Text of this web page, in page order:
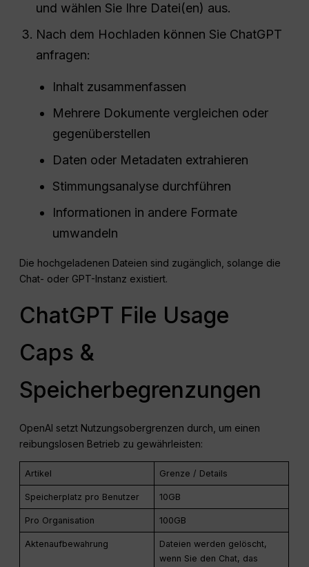
und wählen Sie Ihre Datei(en) aus.
Nach dem Hochladen können Sie ChatGPT
anfragen:
Inhalt zusammenfassen
Mehrere Dokumente vergleichen oder
gegenüberstellen
Daten oder Metadaten extrahieren
Stimmungsanalyse durchführen
Informationen in andere Formate
umwandeln
Die hochgeladenen Dateien sind zugänglich, solange die
Chat- oder GPT-Instanz existiert.
ChatGPT File Usage
Caps &
Speicherbegrenzungen
OpenAI setzt Nutzungsobergrenzen durch, um einen
reibungslosen Betrieb zu gewährleisten:
Artikel Grenze / Details
Speicherplatz pro Benutzer 10GB
Pro Organisation 100GB
Aktenaufbewahrung
Dateien werden gelöscht,
wenn Sie den Chat, das